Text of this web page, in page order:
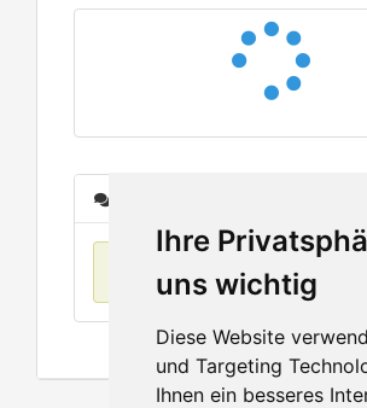
Ihre
uns wichtig
Diese Website
und Targeting
Ihnen ein besseres
Keine Einträge